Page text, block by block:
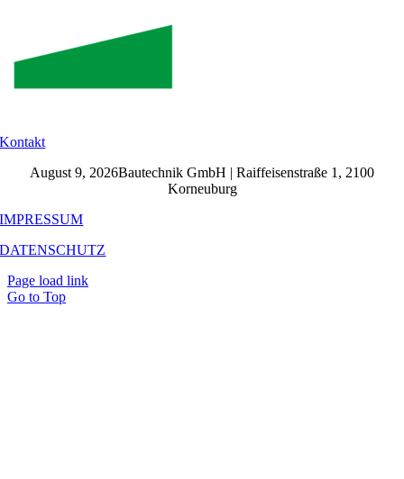
Kontakt
August 9, 2026Bautechnik GmbH | Raiffeisenstraße 1, 2100
Korneuburg
IMPRESSUM
DATENSCHUTZ
Page load link
Go to Top